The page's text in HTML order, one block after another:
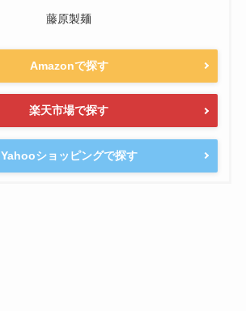
藤原製麺
Amazonで探す
楽天市場で探す
Yahooショッピングで探す